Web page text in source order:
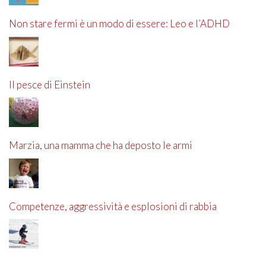
Non stare fermi è un modo di essere: Leo e l’ADHD
Il pesce di Einstein
Marzia, una mamma che ha deposto le armi
Competenze, aggressività e esplosioni di rabbia